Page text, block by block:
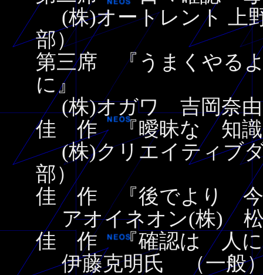
(株)オートレント 上野
部）
第三席 『うまくやる
に』
(株)オガワ 吉岡奈由
佳 作 『曖昧な 知識
(株)クリエイティブダ
部）
佳 作 『後でより 今
アオイネオン(株) 松
佳 作 『確認は 人に
伊藤克明氏 （一般